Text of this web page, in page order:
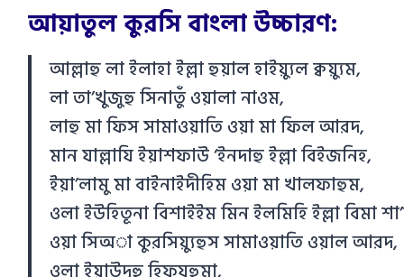
আয়াতুল কুরসি বাংলা উচ্চারণ:
আল্লাহু লা ইলাহা ইল্লা হুয়াল হাইয়্যুল ক্বয়্যুম,
লা তা’খুজুহু সিনাতুঁ ওয়ালা নাওম,
লাহু মা ফিস সামাওয়াতি ওয়া মা ফিল আরদ,
মান যাল্লাযি ইয়াশফাউ ‘ইনদাহু ইল্লা বিইজনিহ,
ইয়া’লামু মা বাইনাইদীহিম ওয়া মা খালফাহুম,
ওলা ইউহিতূনা বিশাইইম মিন ইলমিহি ইল্লা বিমা
ওয়া সিঅা কুরসিয়্যুহুস সামাওয়াতি ওয়াল আরদ,
ওলা ইয়াউদুহু হিফযুহুমা,